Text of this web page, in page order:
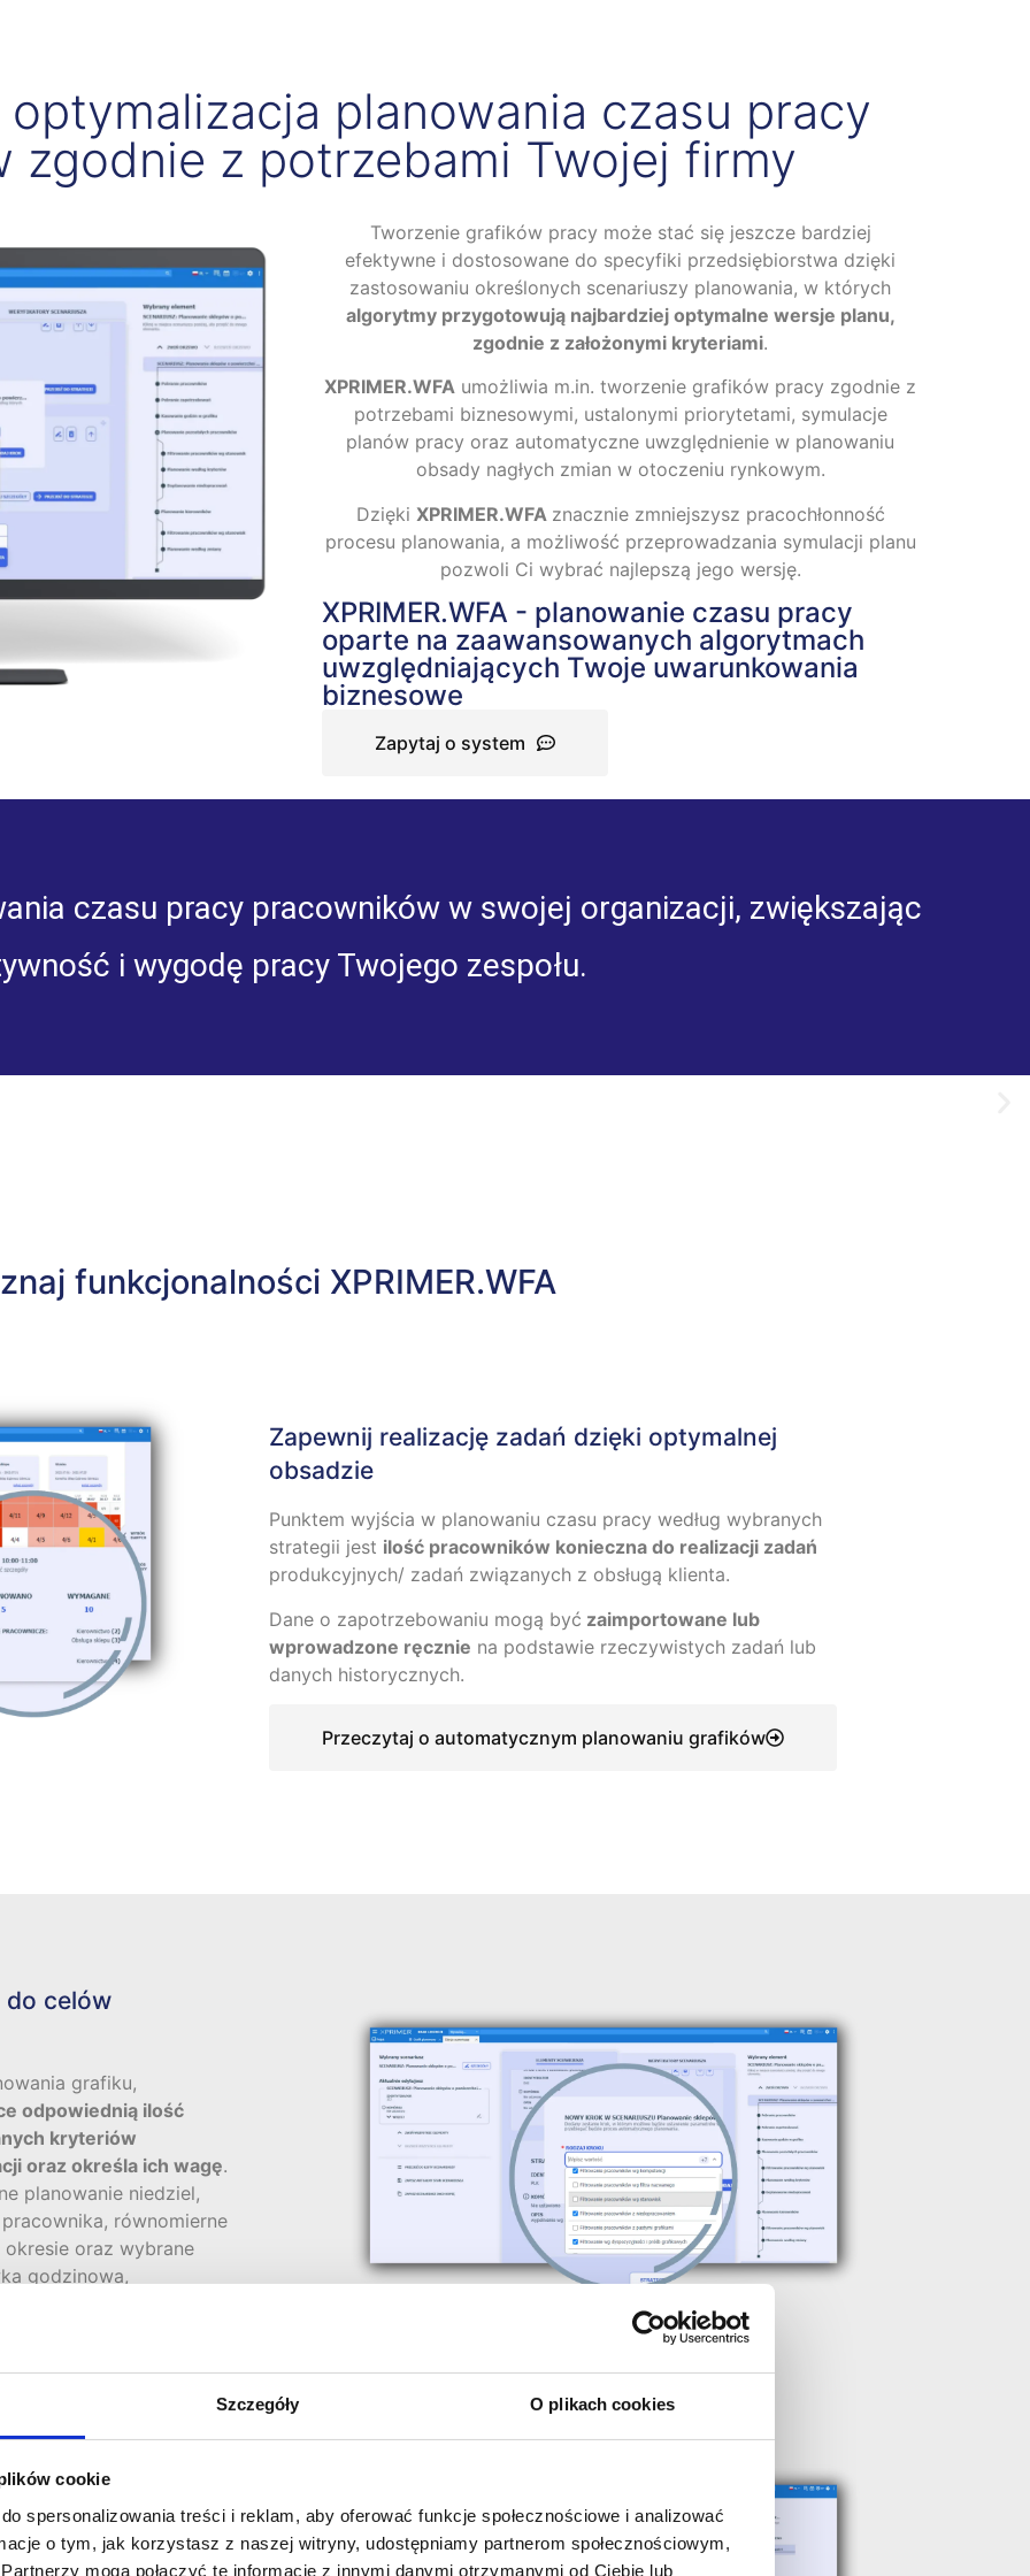
Szczegóły O plikach cookies
cookie
spersonalizowania treści i reklam, aby oferować funkcje społecznościowe i analizować
o tym, jak korzystasz z naszej witryny, udostępniamy partnerom społecznościowym,
mogą połączyć te informacje z innymi danymi otrzymanymi od Ciebie lub
optymalizacja planowania czasu pracy
zgodnie z potrzebami Twojej firmy
Tworzenie grafików pracy może stać się jeszcze bardziej
efektywne i dostosowane do specyfiki przedsiębiorstwa dzięki
zastosowaniu określonych scenariuszy planowania, w których
algorytmy przygotowują najbardziej optymalne wersje planu,
zgodnie z założonymi kryteriami.
XPRIMER.WFA umożliwia m.in. tworzenie grafików pracy zgodnie z
potrzebami biznesowymi, ustalonymi priorytetami, symulacje
planów pracy oraz automatyczne uwzględnienie w planowaniu
obsady nagłych zmian w otoczeniu rynkowym.
Dzięki XPRIMER.WFA znacznie zmniejszysz pracochłonność
procesu planowania, a możliwość przeprowadzania symulacji planu
pozwoli Ci wybrać najlepszą jego wersję.
XPRIMER.WFA - planowanie czasu pracy
oparte na zaawansowanych algorytmach
uwzględniających Twoje uwarunkowania
biznesowe
Zapytaj o system
czasu pracy pracowników w swojej organizacji, zwiększając
i wygodę pracy Twojego zespołu.
funkcjonalności XPRIMER.WFA
Zapewnij realizację zadań dzięki optymalnej
obsadzie
Punktem wyjścia w planowaniu czasu pracy według wybranych
strategii jest ilość pracowników konieczna do realizacji zadań
produkcyjnych/ zadań związanych z obsługą klienta.
Dane o zapotrzebowaniu mogą być zaimportowane lub
wprowadzone ręcznie na podstawie rzeczywistych zadań lub
danych historycznych.
Przeczytaj o automatycznym planowaniu grafików
do celów
grafiku,
odpowiednią ilość
kryteriów
oraz określa ich wagę.
planowanie niedziel,
równomierne
oraz wybrane
godzinowa,
z dodatkowych
organizacji).
oraz weryfikatory są
na podstawie której